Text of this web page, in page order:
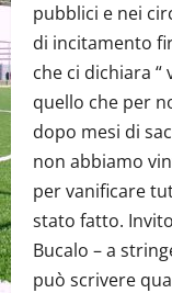
pubblici e nei
di incitamento
che ci dichiara
quello che per
dopo mesi di
non abbiamo
per vanificare
stato fatto.
Bucalo – a
può scrivere